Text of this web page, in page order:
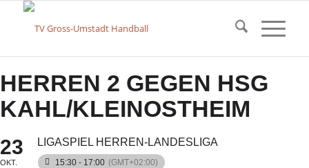
HERREN 2 GEGEN HSG
KAHL/KLEINOSTHEIM
23
OKT.
LIGASPIEL HERREN-LANDESLIGA
15:30 - 17:00 (GMT+02:00)